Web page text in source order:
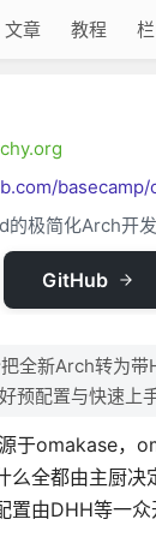
文章 教程
basecamp/
的极简化Arch开
GitHub
全新Arch转为
预配置与快速上
于omakase，
么全都由主厨
由DHH等一众